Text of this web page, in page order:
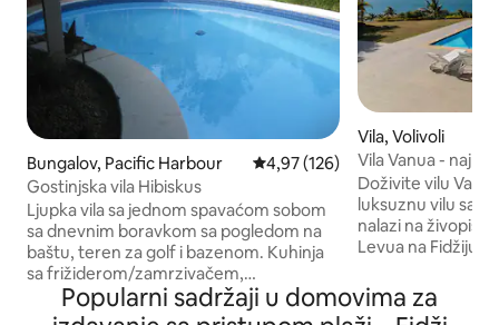
Bungalov, Pacific Harbour Prosečna ocena 4,97 od 5,
4,97 (126)
Gostinjska vila Hibiskus
Ljupka vila sa jednom spavaćom sobom
sa dnevnim boravkom sa pogledom na
baštu, teren za golf i bazenom. Kuhinja
sa frižiderom/zamrzivačem,
šporetom/rernom, mikrotalasnom
rernom, čajnikom, tosterom i aparatom
Vila, Volivoli
Vila Vanua -
vila na Fidžiju
Doživite vilu
luksuznu vilu sa 4
nalazi na
Levua na Fidžiju. Savršena za grupe do 10
klimatizovane
potpuno
Popularni sadržaji u domovima za